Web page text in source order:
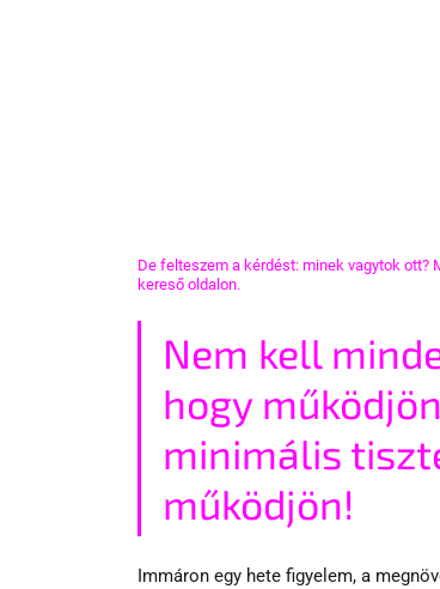
De felteszem a kérdést: minek vagytok ott?
kereső oldalon.
Nem kell
hogy
minimális
működjön!
Immáron egy hete figyelem, a